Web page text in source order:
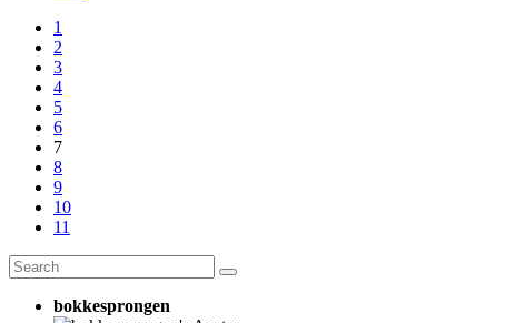
1
2
3
4
5
6
7
8
9
10
11
bokkesprongen